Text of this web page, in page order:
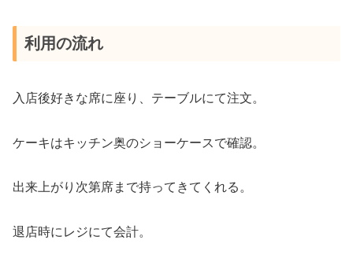
利用の流れ
入店後好きな席に座り、テーブルにて注文。
ケーキはキッチン奥のショーケースで確認。
出来上がり次第席まで持ってきてくれる。
退店時にレジにて会計。